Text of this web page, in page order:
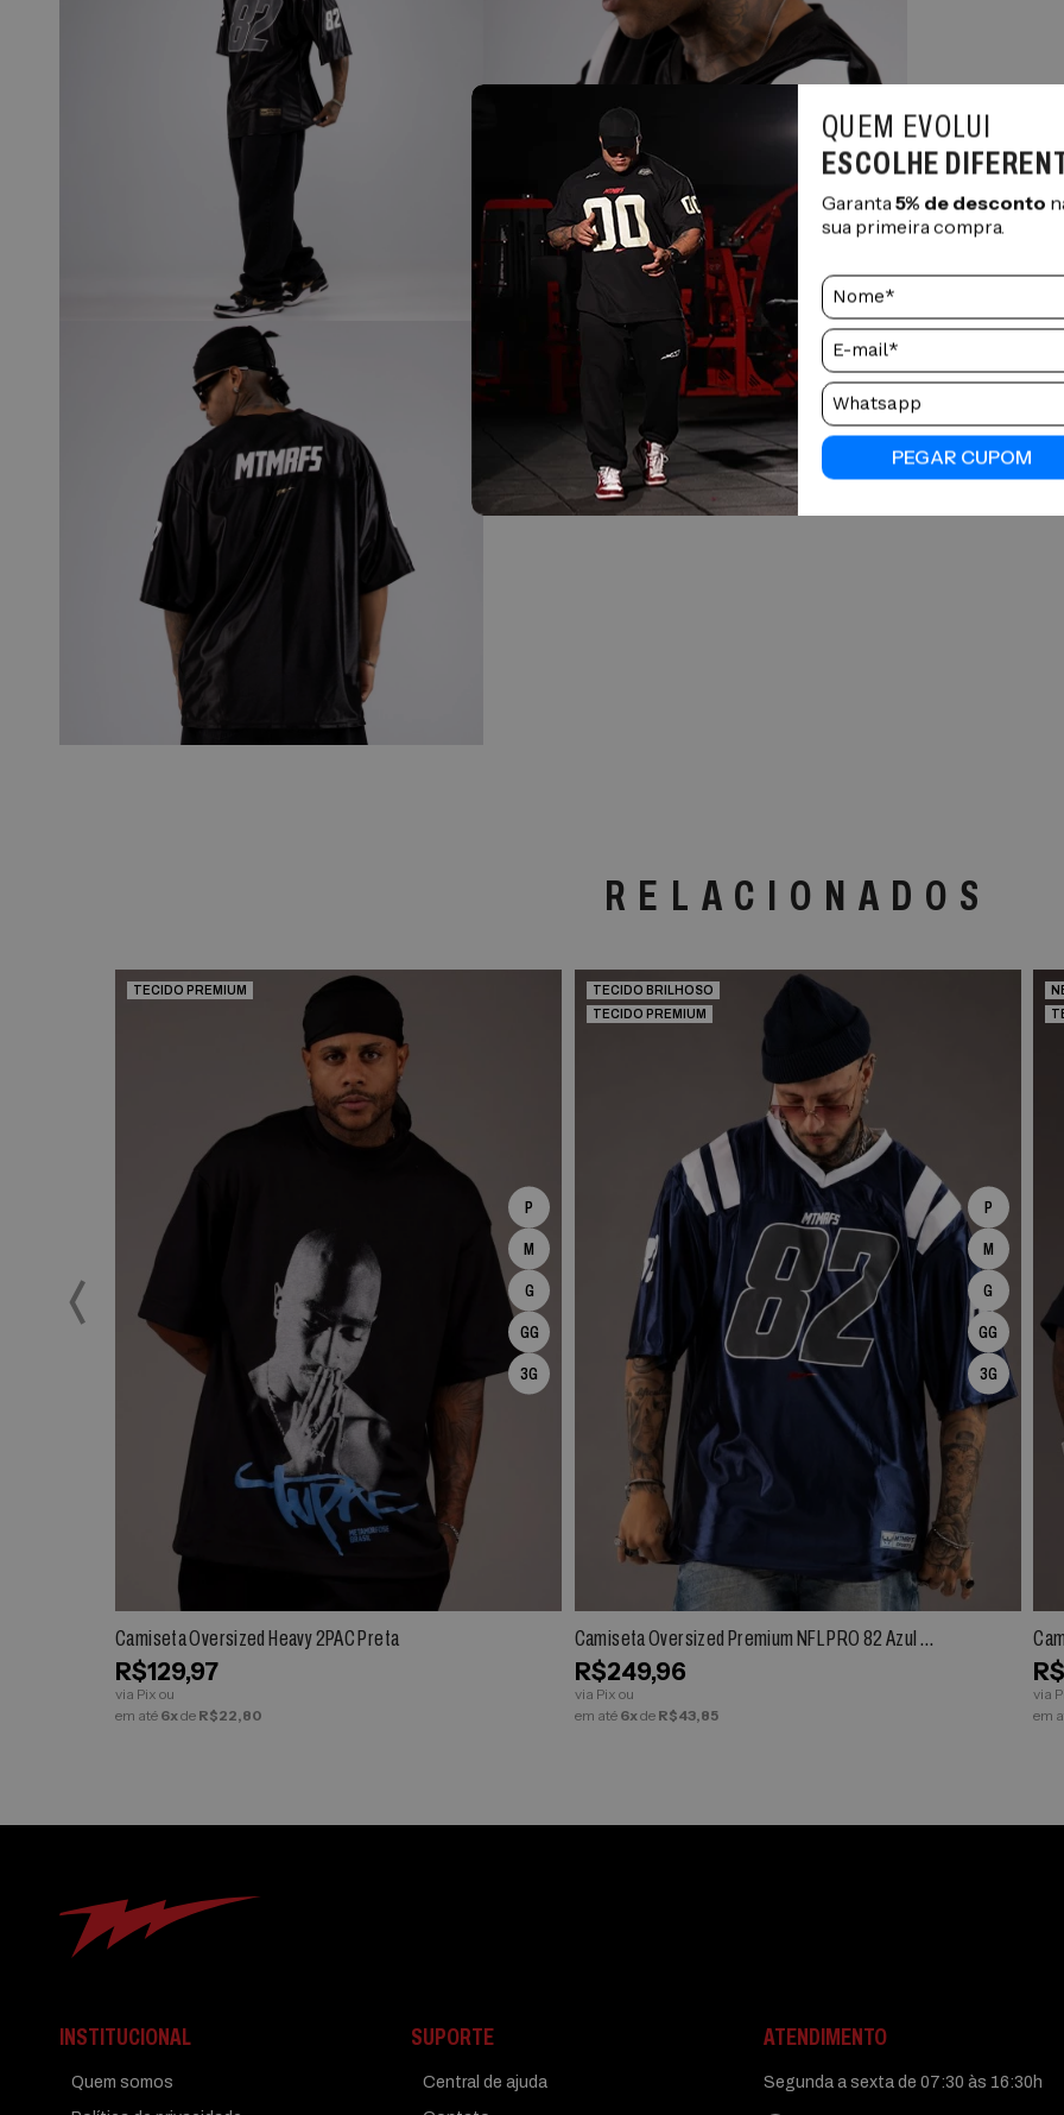
RELACIONADOS
TECIDO PREMIUM
P
M
G
GG
3G
Camiseta Oversized Heavy 2PAC Preta
R$129,97
via Pix ou
em até 6xde R$22,80
ESPIAR
TECIDO BRILHOSO
TECIDO PREMIUM
P
M
G
GG
3G
Camiseta Oversized Premium NFL PRO 82 Azul M
arinho Brilho
R$249,96
via Pix ou
em até 6xde R$43,85
via
em
INSTITUCIONAL
Quem somos
SUPORTE
Central de ajuda
ATENDIMENTO
Segunda a sexta de 07:30 às 16:30h
QUEM EVOLUI
ESCOLHE
Garanta5% de desconto
sua primeira compra.
PEGAR CUPOM